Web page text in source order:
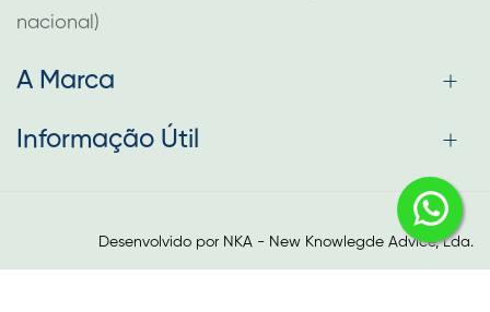
nacional)
A Marca
Informação Útil
Desenvolvido por NKA - New Knowlegde Advice, Lda.